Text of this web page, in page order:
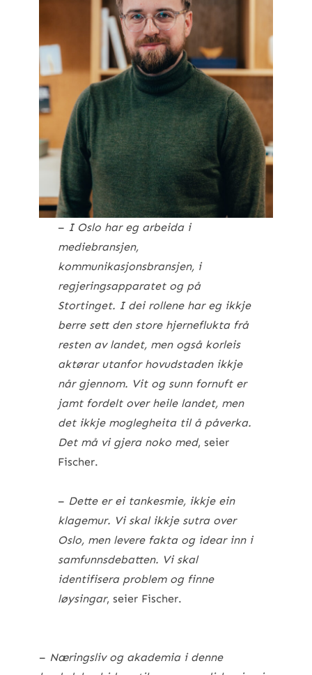
– I Oslo har eg arbeida i
mediebransjen,
kommunikasjonsbransjen, i
regjeringsapparatet og på
Stortinget. I dei rollene har eg ikkje
berre sett den store hjerneflukta frå
resten av landet, men også korleis
aktørar utanfor hovudstaden ikkje
når gjennom. Vit og sunn fornuft er
jamt fordelt over heile landet, men
det ikkje moglegheita til å påverka.
Det må vi gjera noko med, seier
Fischer.
– Dette er ei tankesmie, ikkje ein
klagemur. Vi skal ikkje sutra over
Oslo, men levere fakta og idear inn i
samfunnsdebatten. Vi skal
identifisera problem og finne
løysingar, seier Fischer.
– Næringsliv og akademia i denne